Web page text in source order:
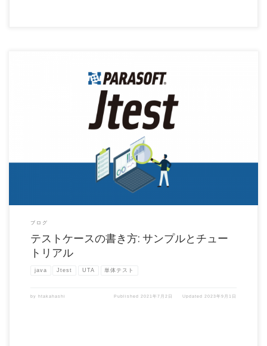
テストケースの書き方は、開発でそれほど重要だとは思えないかもしれません。しか
し、テスターが最高の仕事 […]
ブログ
テストケースの書き方: サンプルとチュー
トリアル
java Jtest UTA 単体テスト
by htakahashi Published 2021年7月2日 Updated 2023年9月1日